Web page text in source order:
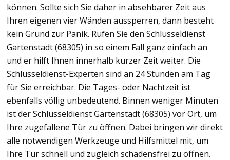
können. Sollte sich Sie daher in absehbarer Zeit aus
Ihren eigenen vier Wänden aussperren, dann besteht
kein Grund zur Panik. Rufen Sie den Schlüsseldienst
Gartenstadt (68305) in so einem Fall ganz einfach an
und er hilft Ihnen innerhalb kurzer Zeit weiter. Die
Schlüsseldienst-Experten sind an 24 Stunden am Tag
für Sie erreichbar. Die Tages- oder Nachtzeit ist
ebenfalls völlig unbedeutend. Binnen weniger Minuten
ist der Schlüsseldienst Gartenstadt (68305) vor Ort, um
Ihre zugefallene Tür zu öffnen. Dabei bringen wir direkt
alle notwendigen Werkzeuge und Hilfsmittel mit, um
Ihre Tür schnell und zugleich schadensfrei zu öffnen.